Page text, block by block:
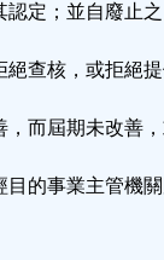
定；並自廢止
查核，或拒絕
，而屆期未改善
的事業主管機